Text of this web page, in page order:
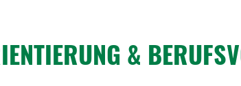
&